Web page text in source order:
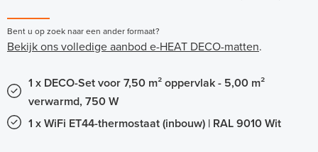
Bent u op zoek naar een ander formaat?
Bekijk ons volledige aanbod e-HEAT DECO-matten.
1 x DECO-Set voor 7,50 m² oppervlak - 5,00 m²
verwarmd, 750 W
1 x WiFi ET44-thermostaat (inbouw) | RAL 9010 Wit